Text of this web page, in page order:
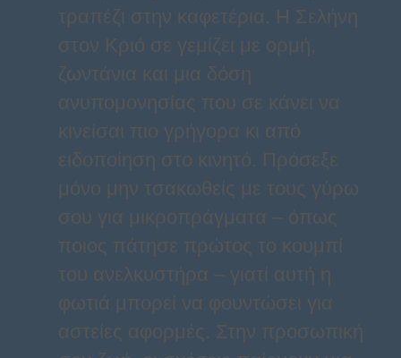
τραπέζι στην καφετέρια. Η Σελήνη
στον Κριό σε γεμίζει με ορμή,
ζωντάνια και μια δόση
ανυπομονησίας που σε κάνει να
κινείσαι πιο γρήγορα κι από
ειδοποίηση στο κινητό. Πρόσεξε
μόνο μην τσακωθείς με τους γύρω
σου για μικροπράγματα – όπως
ποιος πάτησε πρώτος το κουμπί
του ανελκυστήρα – γιατί αυτή η
φωτιά μπορεί να φουντώσει για
αστείες αφορμές. Στην προσωπική